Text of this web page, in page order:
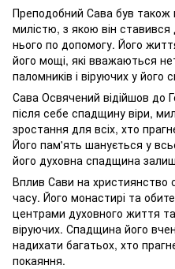
Преподобний Сава був також
милістю, з якою він ставився
нього по допомогу. Його
його мощі, які вважаються
паломників і віруючих у його
Сава Освячений відійшов до
після себе спадщину віри,
зростання для всіх, хто
Його пам'ять шанується у
його духовна спадщина
Вплив Сави на християнство
часу. Його монастирі та
центрами духовного життя
віруючих. Спадщина його
надихати багатьох, хто
покаяння.